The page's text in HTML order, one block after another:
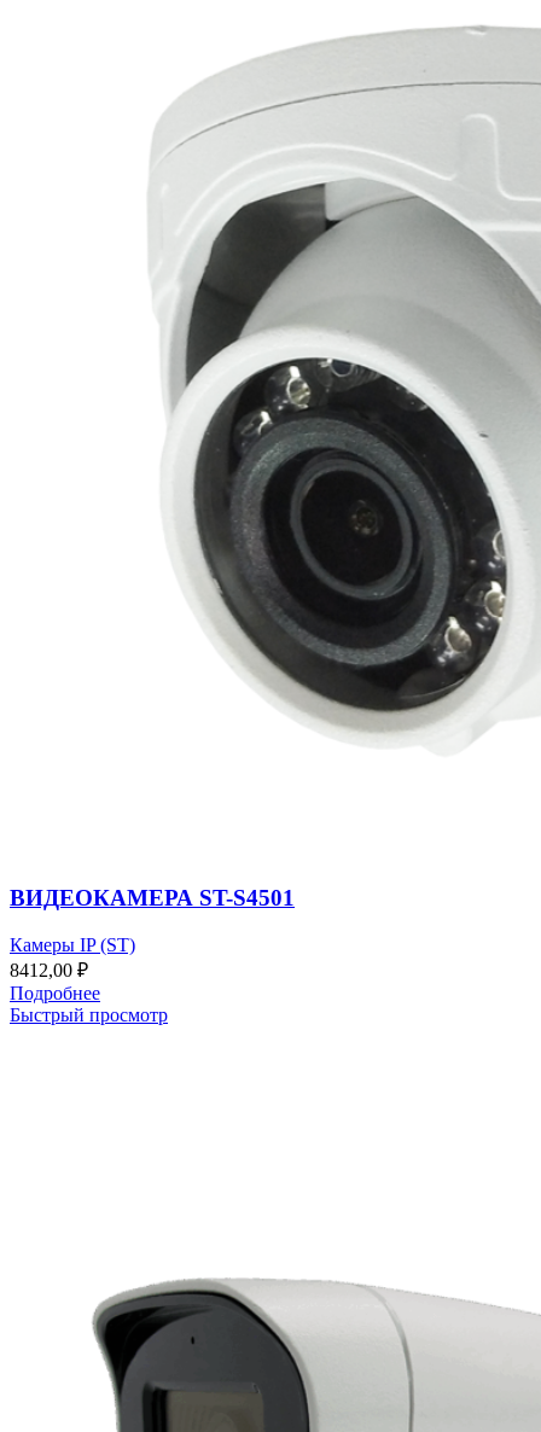
ВИДЕОКАМЕРА ST-S4501
Камеры IP (ST)
8412,00 ₽
Подробнее
Быстрый просмотр